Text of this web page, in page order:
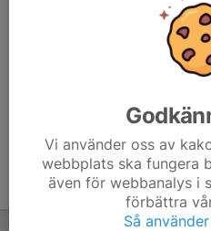
Vi använder oss av
webbplats ska fungera
även för webbanalys i
förbättra
Så